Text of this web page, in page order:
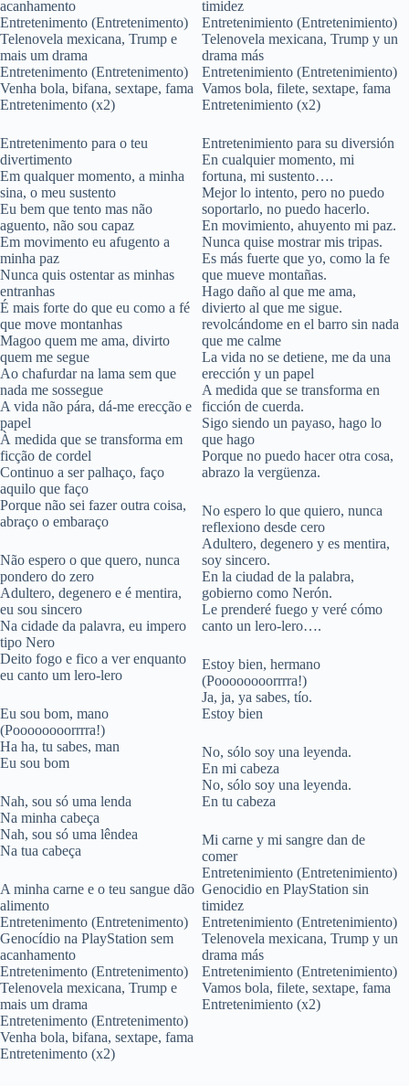
acanhamento
Entretenimento (Entretenimento)
Telenovela mexicana, Trump e
mais um drama
Entretenimento (Entretenimento)
Venha bola, bifana, sextape, fama
Entretenimento (x2)
Entretenimento para o teu
divertimento
Em qualquer momento, a minha
sina, o meu sustento
Eu bem que tento mas não
aguento, não sou capaz
Em movimento eu afugento a
minha paz
Nunca quis ostentar as minhas
entranhas
É mais forte do que eu como a fé
que move montanhas
Magoo quem me ama, divirto
quem me segue
Ao chafurdar na lama sem que
nada me sossegue
A vida não pára, dá-me erecção e
papel
À medida que se transforma em
ficção de cordel
Continuo a ser palhaço, faço
aquilo que faço
Porque não sei fazer outra coisa,
abraço o embaraço
Não espero o que quero, nunca
pondero do zero
Adultero, degenero e é mentira,
eu sou sincero
Na cidade da palavra, eu impero
tipo Nero
Deito fogo e fico a ver enquanto
eu canto um lero-lero
Eu sou bom, mano
(Poooooooorrrra!)
Ha ha, tu sabes, man
Eu sou bom
Nah, sou só uma lenda
Na minha cabeça
Nah, sou só uma lêndea
Na tua cabeça
A minha carne e o teu sangue dão
alimento
Entretenimento (Entretenimento)
Genocídio na PlayStation sem
acanhamento
Entretenimento (Entretenimento)
Telenovela mexicana, Trump e
mais um drama
Entretenimento (Entretenimento)
Venha bola, bifana, sextape, fama
Entretenimento (x2)
timidez
Entretenimiento (Entretenimiento)
Telenovela mexicana, Trump y un
drama más
Entretenimiento (Entretenimiento)
Vamos bola, filete, sextape, fama
Entretenimiento (x2)
Entretenimiento para su diversión
En cualquier momento, mi
fortuna, mi sustento….
Mejor lo intento, pero no puedo
soportarlo, no puedo hacerlo.
En movimiento, ahuyento mi paz.
Nunca quise mostrar mis tripas.
Es más fuerte que yo, como la fe
que mueve montañas.
Hago daño al que me ama,
divierto al que me sigue.
revolcándome en el barro sin nada
que me calme
La vida no se detiene, me da una
erección y un papel
A medida que se transforma en
ficción de cuerda.
Sigo siendo un payaso, hago lo
que hago
Porque no puedo hacer otra cosa,
abrazo la vergüenza.
No espero lo que quiero, nunca
reflexiono desde cero
Adultero, degenero y es mentira,
soy sincero.
En la ciudad de la palabra,
gobierno como Nerón.
Le prenderé fuego y veré cómo
canto un lero-lero….
Estoy bien, hermano
(Poooooooorrrra!)
Ja, ja, ya sabes, tío.
Estoy bien
No, sólo soy una leyenda.
En mi cabeza
No, sólo soy una leyenda.
En tu cabeza
Mi carne y mi sangre dan de
comer
Entretenimiento (Entretenimiento)
Genocidio en PlayStation sin
timidez
Entretenimiento (Entretenimiento)
Telenovela mexicana, Trump y un
drama más
Entretenimiento (Entretenimiento)
Vamos bola, filete, sextape, fama
Entretenimiento (x2)